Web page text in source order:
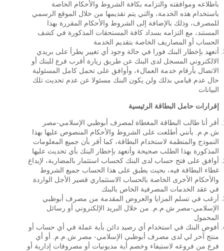
باطلاعه وموافقته والتزامه بكافة الشروط والأحكام الخاصة
باستخدام هذه الخدمة، والتي يتم تقديمها من خلال الموقع الرسمي
للمصرف، وذلك بالإضافة إلى الشروط والأحكام المقررة بهذا
المستند، مع التزامه بسداد كافة المستحقات المذكورة في كشف
الحساب أو المصاريف الخاصة بتقديم الخدمة
أتعهد بإخطار البنك فورا في حالة وجود أي تغيير يطرأ على بريدي
الالكتروني المسجل لدى البنك عن طريق زيارة أقرب فرع للبنك أو
الاتصال بأرقام خدمة العمالء، وأوافق على تحمل كامل المسئولية
حال عدم قيامي بذلك ولن يكون البنك مسئولا عن عدم تحديث تلك
البيانات
إقرارات حامل البطاقة الرئيسية
أقر أنا طالب البطاقة المغطاة لمصرف أبوظبي الإسلامي-مصر
ش.م.م. بأنني أطلعت على الشروط والأحكام المنصوص عليها بهذا
النموذج والمنظمة لاستخدام البطاقة، كما أقر بأن جميع المعلومات
المذكورة بهذا الطلب صحيحة وأتعهد بإخطار البنك بأي تحديث عليها
أوافق على فتح حساب لدى البنك كحساب استثمار بالمضاربة، لإيداع
غطاء البطاقة فيه، بحيث يطبق على هذا الحساب جميع الشروط
والأحكام الأخرى الخاصة بالحساب الاستثماري قصير الأجل الواردة
في عقد الخدمات المصرفية الخاص بالبنك
أرغب في تسلم المزايا والعروض المقدمة من مصرف أبوظبي
الإسلامي-مصر ش.م.م. من خلال البريد الإلكتروني أو رسائل
المحمول
أفوض البنك في استخدام أي رصيد دائن بأية عملة في أي حساب أو
منتج آخر لي لدى مصرف أبوظبي الإسلامي- مصر ش.م.م. أو أي
فرع من فروعه لاستيفاء وخصم أية مديونيات أو مصروفات إدارية أو